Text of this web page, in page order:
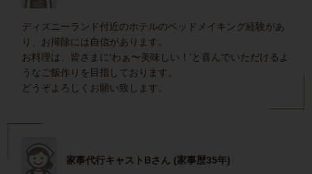
ディズニーランド付近のホテルのベッドメイキング経験があ
り、お掃除には自信があります。
お料理は、皆さまに‘わぁ〜美味しい！’と喜んでいただけるよ
うなご飯作りを目指しております。
どうぞよろしくお願い致します。
家事代行キャストBさん (家事歴35年)